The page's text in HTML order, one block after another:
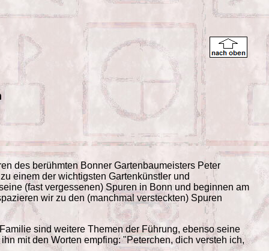
des berühmten Bonner Gartenbaumeisters Peter
einem der wichtigsten Gartenkünstler und
(fast vergessenen) Spuren in Bonn und beginnen am
wir zu den (manchmal versteckten) Spuren
sind weitere Themen der Führung, ebenso seine
mit den Worten empfing: "Peterchen, dich versteh ich,